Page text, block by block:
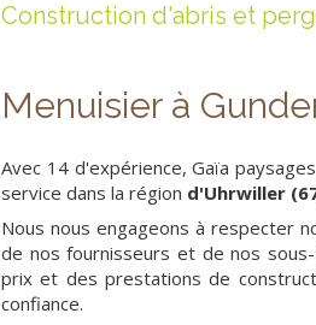
Construction d'abris et
Menuisier à
Avec 14 d'expérience, Gaïa
service dans la région d'Uhrwiller
Nous nous engageons à respecter
de nos fournisseurs et de nos
prix et des prestations de
confiance.